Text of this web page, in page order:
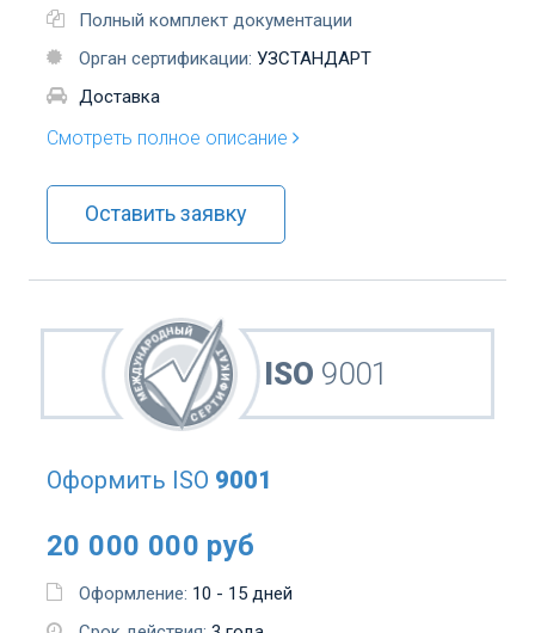
Полный комплект документации
Орган сертификации: УЗСТАНДАРТ
Доставка
Смотреть полное описание
Оставить заявку
ISO 9001
Оформить ISO 9001
20 000 000 руб
Оформление: 10 - 15 дней